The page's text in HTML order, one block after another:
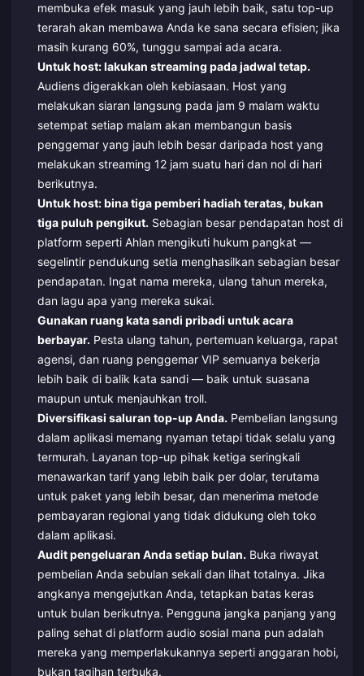
membuka efek masuk yang jauh lebih baik, satu top-up
terarah akan membawa Anda ke sana secara efisien; jika
masih kurang 60%, tunggu sampai ada acara.
Untuk host: lakukan streaming pada jadwal tetap.
Audiens digerakkan oleh kebiasaan. Host yang
melakukan siaran langsung pada jam 9 malam waktu
setempat setiap malam akan membangun basis
penggemar yang jauh lebih besar daripada host yang
melakukan streaming 12 jam suatu hari dan nol di hari
berikutnya.
Untuk host: bina tiga pemberi hadiah teratas, bukan
tiga puluh pengikut. Sebagian besar pendapatan host di
platform seperti Ahlan mengikuti hukum pangkat —
segelintir pendukung setia menghasilkan sebagian besar
pendapatan. Ingat nama mereka, ulang tahun mereka,
dan lagu apa yang mereka sukai.
Gunakan ruang kata sandi pribadi untuk acara
berbayar. Pesta ulang tahun, pertemuan keluarga, rapat
agensi, dan ruang penggemar VIP semuanya bekerja
lebih baik di balik kata sandi — baik untuk suasana
maupun untuk menjauhkan troll.
Diversifikasi saluran top-up Anda. Pembelian langsung
dalam aplikasi memang nyaman tetapi tidak selalu yang
termurah. Layanan top-up pihak ketiga seringkali
menawarkan tarif yang lebih baik per dolar, terutama
untuk paket yang lebih besar, dan menerima metode
pembayaran regional yang tidak didukung oleh toko
dalam aplikasi.
Audit pengeluaran Anda setiap bulan. Buka riwayat
pembelian Anda sebulan sekali dan lihat totalnya. Jika
angkanya mengejutkan Anda, tetapkan batas keras
untuk bulan berikutnya. Pengguna jangka panjang yang
paling sehat di platform audio sosial mana pun adalah
mereka yang memperlakukannya seperti anggaran hobi,
bukan tagihan terbuka.